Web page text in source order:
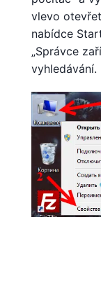
vlevo
nabídce
„Správce
vyhledávání.